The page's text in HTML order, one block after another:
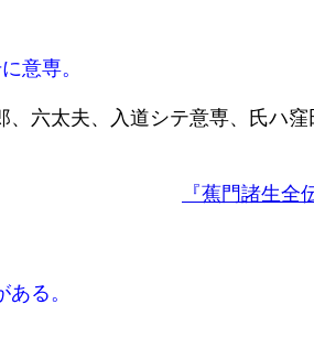
意専。
、六太夫、入道シテ意専、氏ハ
『蕉門諸生全
る。